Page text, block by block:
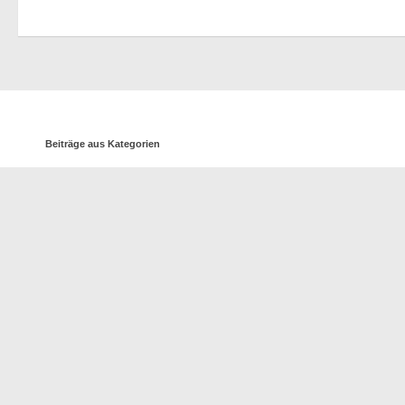
Beiträge aus Kategorien